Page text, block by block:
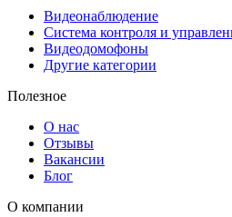
Видеонаблюдение
Система контроля и
Видеодомофоны
Другие категории
Полезное
О нас
Отзывы
Вакансии
Блог
О компании